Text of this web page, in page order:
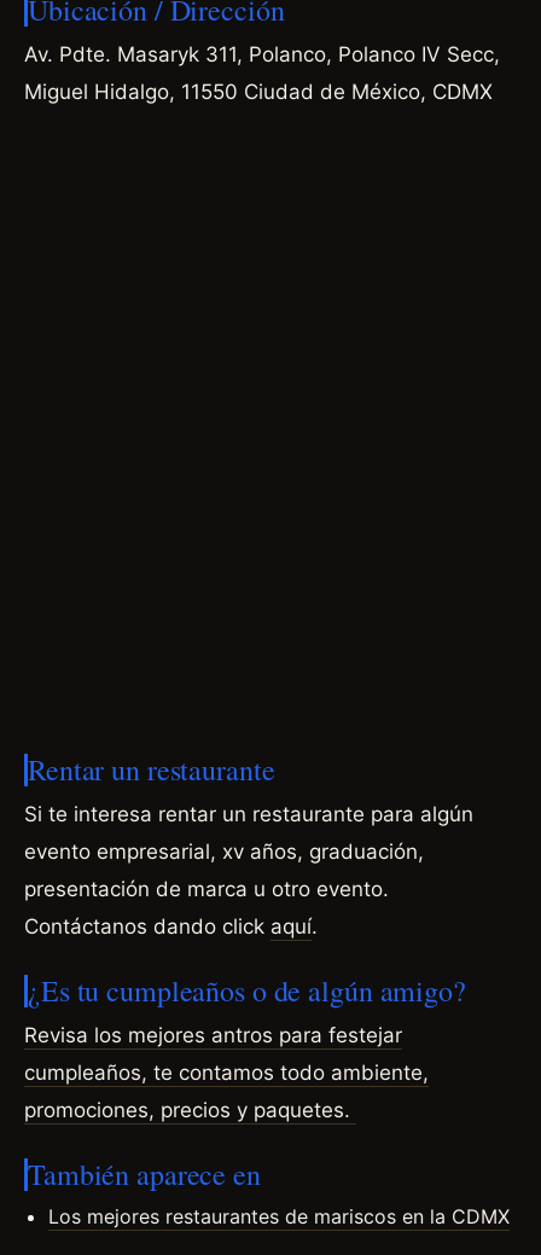
Ubicación / Dirección
Av. Pdte. Masaryk 311, Polanco, Polanco IV Secc,
Miguel Hidalgo, 11550 Ciudad de México, CDMX
Rentar un restaurante
Si te interesa rentar un restaurante para algún
evento empresarial, xv años, graduación,
presentación de marca u otro evento.
Contáctanos dando click aquí.
¿Es tu cumpleaños o de algún amigo?
Revisa los mejores antros para festejar
cumpleaños, te contamos todo ambiente,
promociones, precios y paquetes.
También aparece en
Los mejores restaurantes de mariscos en la CDMX